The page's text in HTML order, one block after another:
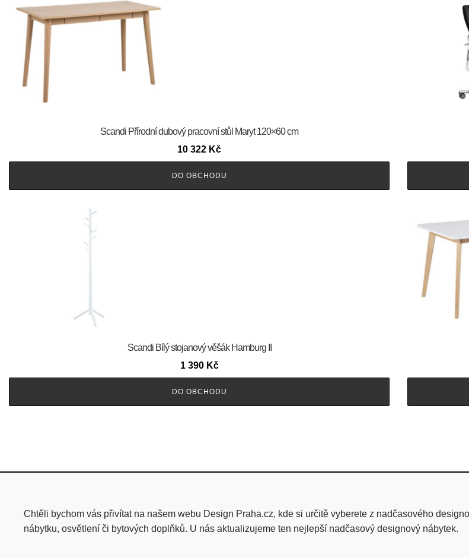
Scandi Přírodní dubový pracovní stůl Maryt 120×60 cm
10 322 Kč
DO OBCHODU
Scandi Bílý stojanový věšák Hamburg II
1 390 Kč
DO OBCHODU
Chtěli bychom vás přivítat na našem webu Design Praha.cz, kde si určitě vyberete z nadčasového
nábytku, osvětlení či bytových doplňků. U nás aktualizujeme ten nejlepší nadčasový designový nábytek.